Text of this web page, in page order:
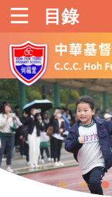
目錄